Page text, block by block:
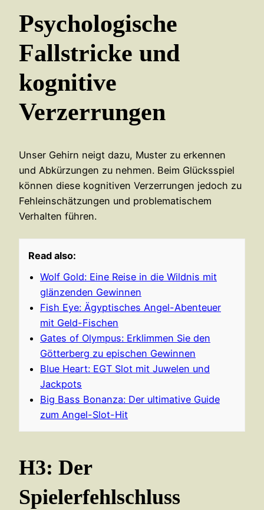
Psychologische
Fallstricke und
kognitive
Verzerrungen
Unser Gehirn neigt dazu, Muster zu erkennen
und Abkürzungen zu nehmen. Beim Glücksspiel
können diese kognitiven Verzerrungen jedoch zu
Fehleinschätzungen und problematischem
Verhalten führen.
Read also:
Wolf Gold: Eine Reise in die Wildnis mit
glänzenden Gewinnen
Fish Eye: Ägyptisches Angel-Abenteuer
mit Geld-Fischen
Gates of Olympus: Erklimmen Sie den
Götterberg zu epischen Gewinnen
Blue Heart: EGT Slot mit Juwelen und
Jackpots
Big Bass Bonanza: Der ultimative Guide
zum Angel-Slot-Hit
H3: Der
Spielerfehlschluss